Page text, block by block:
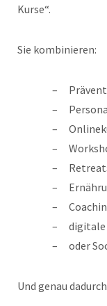
Kurse“.
Sie kombinieren:
digitale
oder
Und genau